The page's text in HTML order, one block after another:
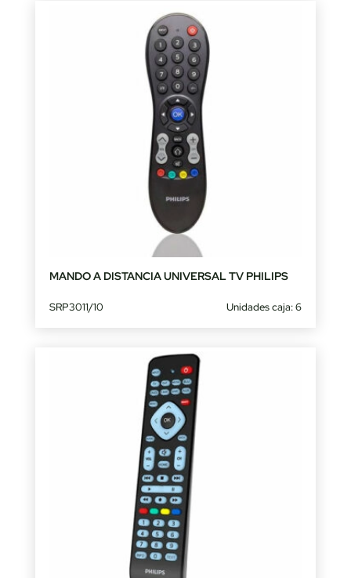
MANDO A DISTANCIA UNIVERSAL TV PHILIPS
SRP3011/10 Unidades caja: 6